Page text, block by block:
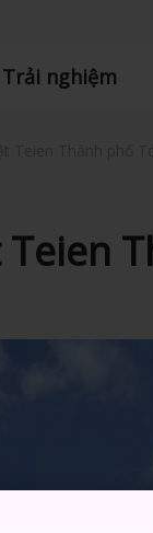
Trải nghiệm